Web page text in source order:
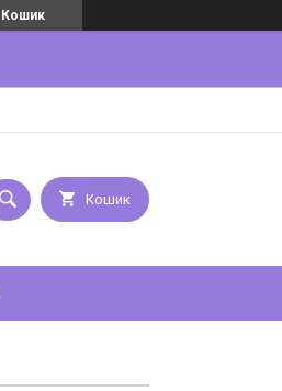
Кошик
Кошик